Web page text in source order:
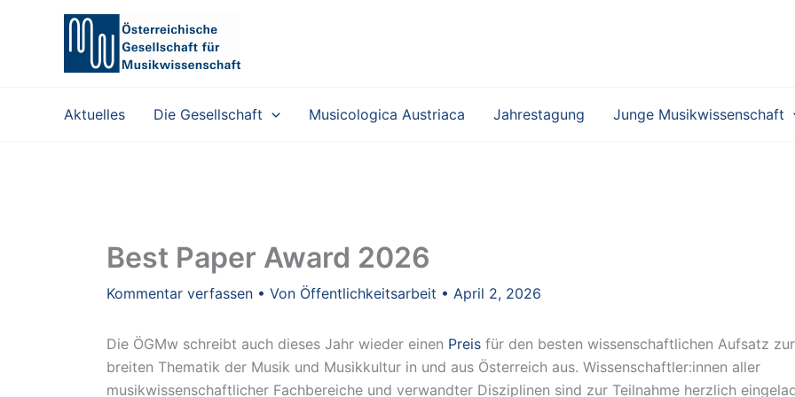
Aktuelles Die Gesellschaft Musicologica Austriaca Jahrestagung Junge Musikwissenschaft
Best Paper Award 2026
Kommentar verfassen • Von Öffentlichkeitsarbeit • April 2, 2026
Die ÖGMw schreibt auch dieses Jahr wieder einen Preis für den besten wissenschaftlichen Aufsatz zur
breiten Thematik der Musik und Musikkultur in und aus Österreich aus. Wissenschaftler:innen aller
musikwissenschaftlicher Fachbereiche und verwandter Disziplinen sind zur Teilnahme herzlich